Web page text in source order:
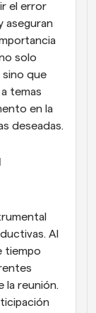
el error
aseguran
solo
sino que
temas
en la
deseadas.
Al
tiempo
la reunión.